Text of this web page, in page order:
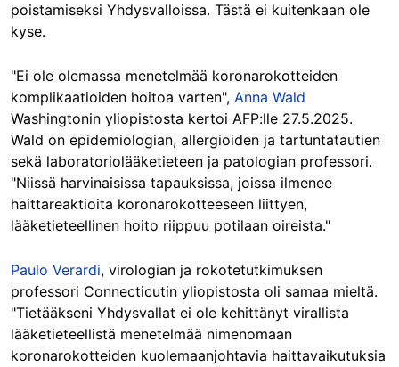
poistamiseksi Yhdysvalloissa. Tästä ei kuitenkaan ole
kyse.
"Ei ole olemassa menetelmää koronarokotteiden
komplikaatioiden hoitoa varten", Anna Wald
Washingtonin yliopistosta kertoi AFP:lle 27.5.2025.
Wald on epidemiologian, allergioiden ja tartuntatautien
sekä laboratoriolääketieteen ja patologian professori.
"Niissä harvinaisissa tapauksissa, joissa ilmenee
haittareaktioita koronarokotteeseen liittyen,
lääketieteellinen hoito riippuu potilaan oireista."
Paulo Verardi, virologian ja rokotetutkimuksen
professori Connecticutin yliopistosta oli samaa mieltä.
"Tietääkseni Yhdysvallat ei ole kehittänyt virallista
lääketieteellistä menetelmää nimenomaan
koronarokotteiden kuolemaanjohtavia haittavaikutuksia